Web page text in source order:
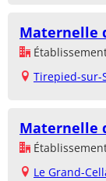
Maternelle
Tirepied-sur-
Maternelle
Le Grand-